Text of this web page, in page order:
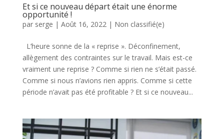
Et si ce nouveau départ était une énorme
opportunité !
par serge | Août 16, 2022| Non classifié(e)
L’heure sonne de la « reprise ». Déconfinement,
allègement des contraintes sur le travail. Mais est-ce
vraiment une reprise ? Comme si rien ne s’était passé.
Comme si nous n’avions rien appris. Comme si cette
période n’avait pas été profitable ? Et si ce nouveau...